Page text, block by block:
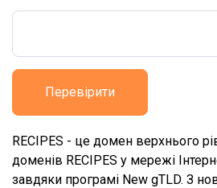
Перевірити
RECIPES - це домен верхнього
доменів RECIPES у мережі
завдяки програмі New gTLD. З